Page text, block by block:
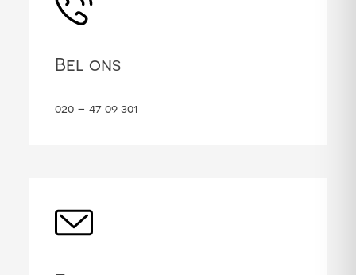
Bel ons
020 – 47 09 301